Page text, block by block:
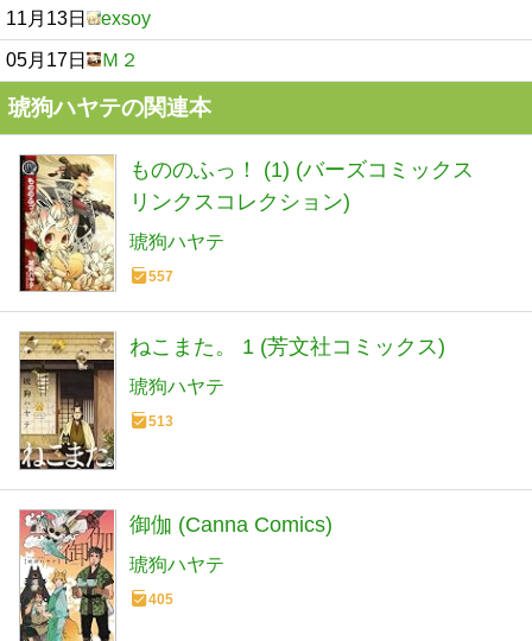
11月13日 exsoy
05月17日 Ｍ２
琥狗ハヤテの関連本
もののふっ！ (1) (バーズコミックス
リンクスコレクション)
琥狗ハヤテ
557
ねこまた。 1 (芳文社コミックス)
琥狗ハヤテ
513
御伽 (Canna Comics)
琥狗ハヤテ
405